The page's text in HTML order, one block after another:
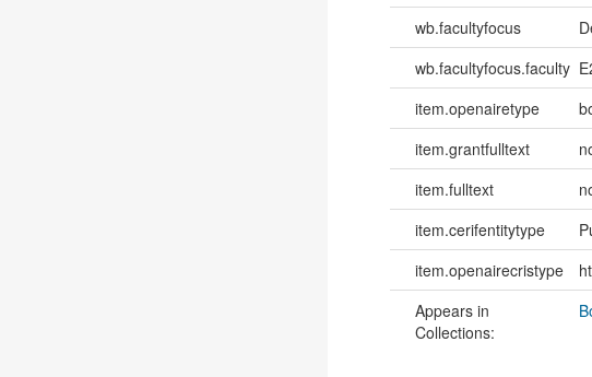
wb.facultyfocus
wb.facultyfocus.faculty
item.openairetype
item.grantfulltext
item.fulltext
item.cerifentitytype
item.openairecristype
Appears in
Collections: